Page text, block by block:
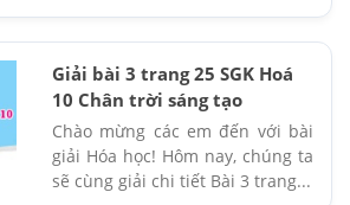
Giải bài 3 trang 25 SGK Hoá
10 Chân trời sáng tạo
Chào mừng các em đến với bài
giải Hóa học! Hôm nay, chúng ta
sẽ cùng giải chi tiết Bài 3 trang...